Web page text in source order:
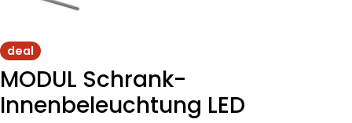
deal
MODUL Schrank-
Innenbeleuchtung LED